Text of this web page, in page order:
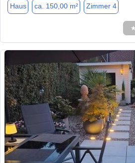
Haus ca. 150,00 m² Zimmer 4
★